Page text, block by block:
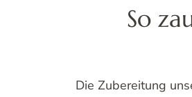
So
Die Zubereitung